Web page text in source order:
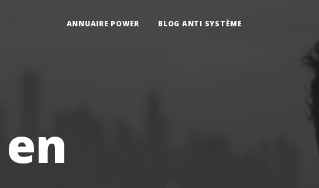
ANNUAIRE POWER BLOG ANTI SYSTÈME